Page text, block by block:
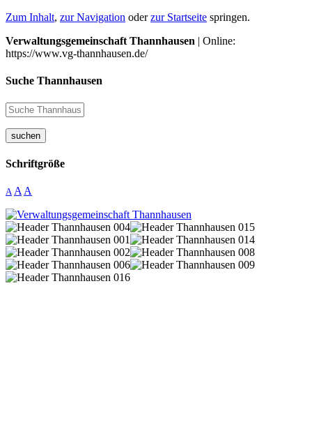
Zum Inhalt, zur Navigation oderzur Startseite springen.
Verwaltungsgemeinschaft Thannhausen | Online:
https://www.vg-thannhausen.de/
Suche Thannhausen
suchen
Schriftgröße
A A A